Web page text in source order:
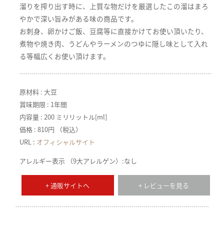
溜りを搾り出す時に、上質な物だけを厳選したこの溜はまろ
やかで深い旨みがある味の商品です。
お刺身、卵かけご飯、豆腐等に直接かけてお使い頂いたり、
煮物や焼き肉、うどんやラーメンのつゆに隠し味として入れ
る等幅広くお使い頂けます。
原材料 : 大豆
賞味期限 : 1年間
内容量 : 200 ミリリットル[ml]
価格 : 810円 （税込）
URL : オフィシャルサイト
アレルギー表示 （9大アレルゲン）:なし
+ 通販サイトへ + レビューを見る